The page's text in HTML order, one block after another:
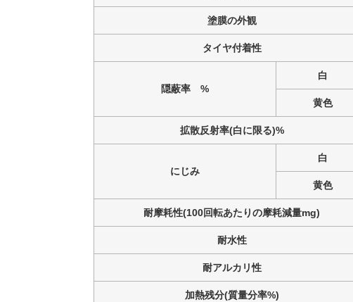
塗膜の外観
タイヤ付着性
隠蔽率 %
白
黄色
拡散反射率(白に限る)%
にじみ
白
黄色
耐摩耗性(100回転あたりの摩耗減量mg)
耐水性
耐アルカリ性
加熱残分(質量分率%)